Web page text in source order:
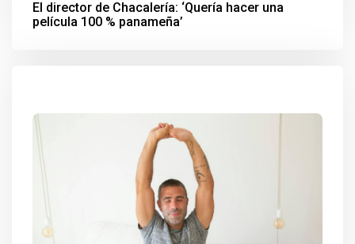
El director de Chacalería: ‘Quería hacer una
película 100 % panameña’